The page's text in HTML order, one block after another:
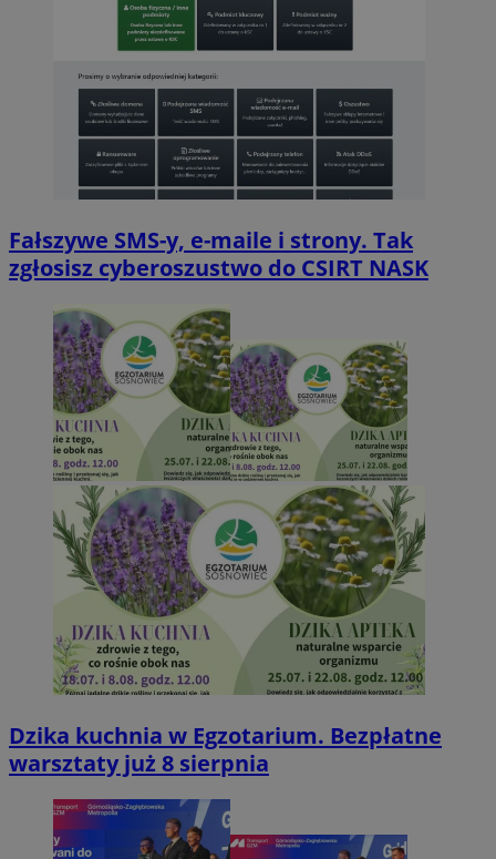
Fałszywe SMS-y, e-maile i strony. Tak
zgłosisz cyberoszustwo do CSIRT NASK
Dzika kuchnia w Egzotarium. Bezpłatne
warsztaty już 8 sierpnia